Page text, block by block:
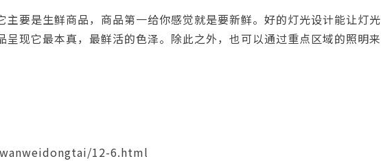
主要是生鲜商品，商品第一给你感觉就是要新鲜。好的灯光设计能让灯光
现它最本真，最鲜活的色泽。除此之外，也可以通过重点区域的照明来
12-6.html